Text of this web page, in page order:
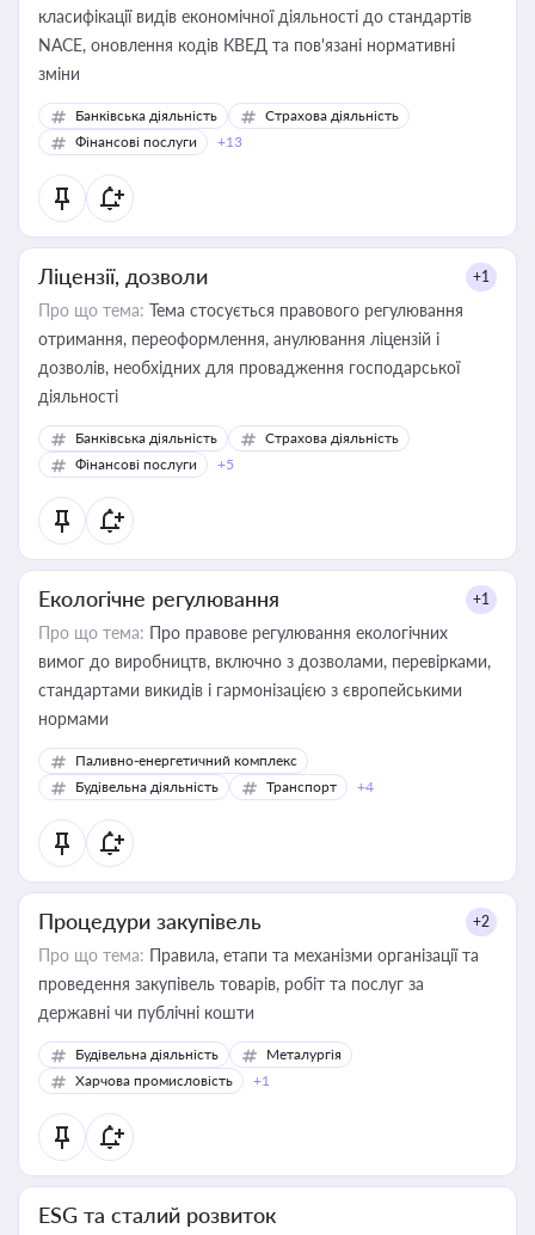
класифікації видів економічної діяльності до стандартів
NACE, оновлення кодів КВЕД та пов'язані нормативні
зміни
Банківська діяльність
Страхова діяльність
Фінансові послуги
+13
Ліцензії, дозволи +1
Про що тема: Тема стосується правового регулювання
отримання, переоформлення, анулювання ліцензій і
дозволів, необхідних для провадження господарської
діяльності
Банківська діяльність
Страхова діяльність
Фінансові послуги
+5
Екологічне регулювання +1
Про що тема: Про правове регулювання екологічних
вимог до виробництв, включно з дозволами, перевірками,
стандартами викидів і гармонізацією з європейськими
нормами
Паливно-енергетичний комплекс
Будівельна діяльність
Транспорт +4
Процедури закупівель +2
Про що тема: Правила, етапи та механізми організації та
проведення закупівель товарів, робіт та послуг за
державні чи публічні кошти
Будівельна діяльність
Металургія
Харчова промисловість
+1
ESG та сталий розвиток